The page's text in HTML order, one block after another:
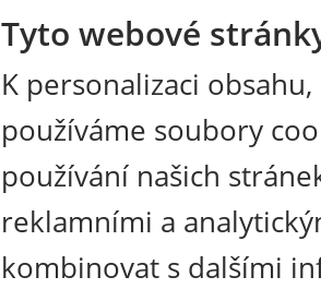
Tyto webové
K personalizaci
používáme soubory
používání našich
reklamními a
kombinovat s dalšími